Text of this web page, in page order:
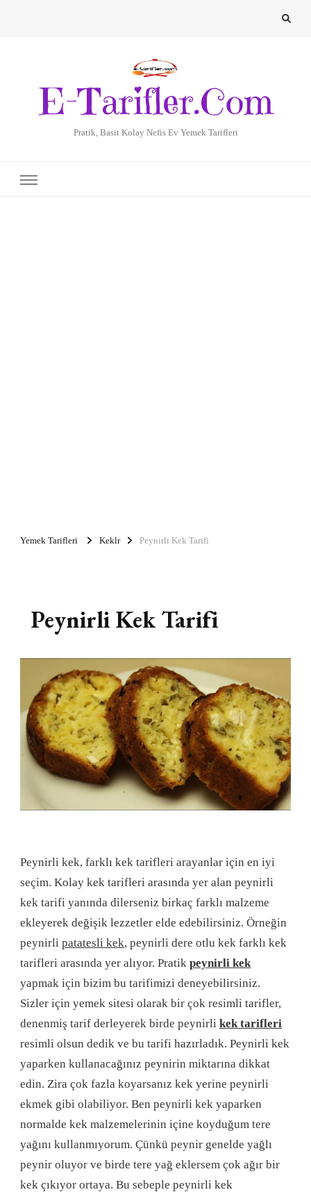
E-Tarifler.Com
Pratik, Basit Kolay Nefis Ev Yemek Tarifleri
Yemek Tarifleri Keklr Peynirli Kek Tarifi
Peynirli Kek Tarifi
Peynirli kek, farklı kek tarifleri arayanlar için en iyi
seçim. Kolay kek tarifleri arasında yer alan peynirli
kek tarifi yanında dilerseniz birkaç farklı malzeme
ekleyerek değişik lezzetler elde edebilirsiniz. Örneğin
peynirli patatesli kek, peynirli dere otlu kek farklı kek
tarifleri arasında yer alıyor. Pratik peynirli kek
yapmak için bizim bu tarifimizi deneyebilirsiniz.
Sizler için yemek sitesi olarak bir çok resimli tarifler,
denenmiş tarif derleyerek birde peynirli kek tarifleri
resimli olsun dedik ve bu tarifi hazırladık. Peynirli kek
yaparken kullanacağınız peynirin miktarına dikkat
edin. Zira çok fazla koyarsanız kek yerine peynirli
ekmek gibi olabiliyor. Ben peynirli kek yaparken
normalde kek malzemelerinin içine koyduğum tere
yağını kullanmıyorum. Çünkü peynir genelde yağlı
peynir oluyor ve birde tere yağ eklersem çok ağır bir
kek çıkıyor ortaya. Bu sebeple peynirli kek